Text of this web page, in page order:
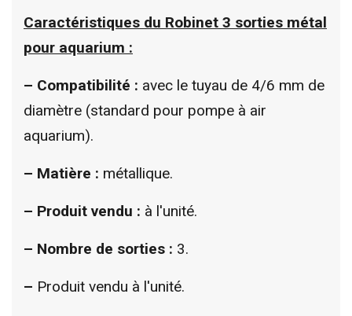
Caractéristiques du Robinet 3 sorties métal
pour aquarium :
– Compatibilité : avec le tuyau de 4/6 mm de
diamètre (standard pour pompe à air
aquarium).
– Matière : métallique.
– Produit vendu : à l'unité.
– Nombre de sorties : 3.
– Produit vendu à l'unité.